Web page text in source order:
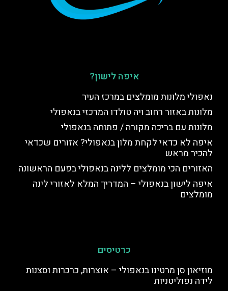
איפה לישון?
נאפולי מלונות מומלצים במרכז העיר
מלונות באזור רחוב ויה טולדו המרכזי בנאפולי
מלונות עם בריכה מקורה / פתוחה בנאפולי
איפה לא כדאי לקחת מלון בנאפולי? אזורים שכדאי
להכיר מראש
האזורים הכי מומלצים ללינה בנאפולי בפעם הראשונה
איפה לישון בנאפולי – המדריך המלא לאזורי לינה
מומלצים
כרטיסים
מוזיאון סן מרטינו בנאפולי – אוצרות, כרכרות וסצנות
לידה נפוליטניות